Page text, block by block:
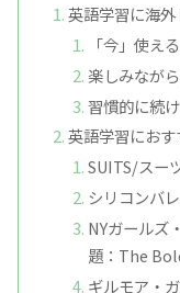
英語学習に海
「今」使え
楽しみなが
習慣的に続
英語学習にお
SUITS/スー
シリコンバ
NYガールズ
題：The
ギルモア・